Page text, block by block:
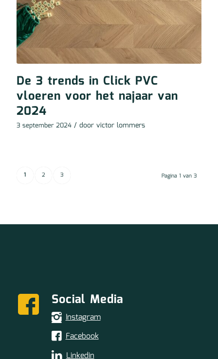
De 3 trends in Click PVC
vloeren voor het najaar van
2024
3 september 2024/ door victor lommers
Pagina 1 van 3
1 2 3
Social Media
Instagram
Facebook
Linkedin